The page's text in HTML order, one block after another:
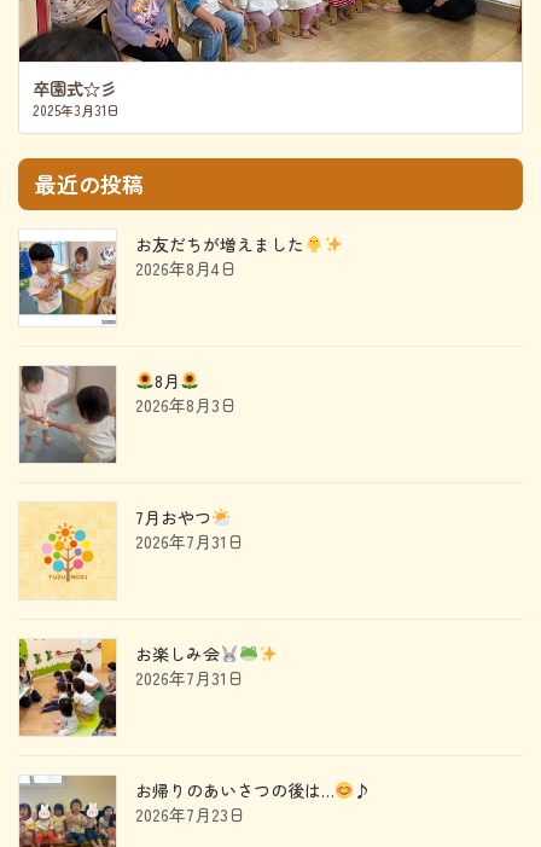
卒園式☆彡
2025年3月31日
最近の投稿
お友だちが増えました
2026年8月4日
8月
2026年8月3日
7月おやつ
2026年7月31日
お楽しみ会
2026年7月31日
お帰りのあいさつの後は…
♪
2026年7月23日